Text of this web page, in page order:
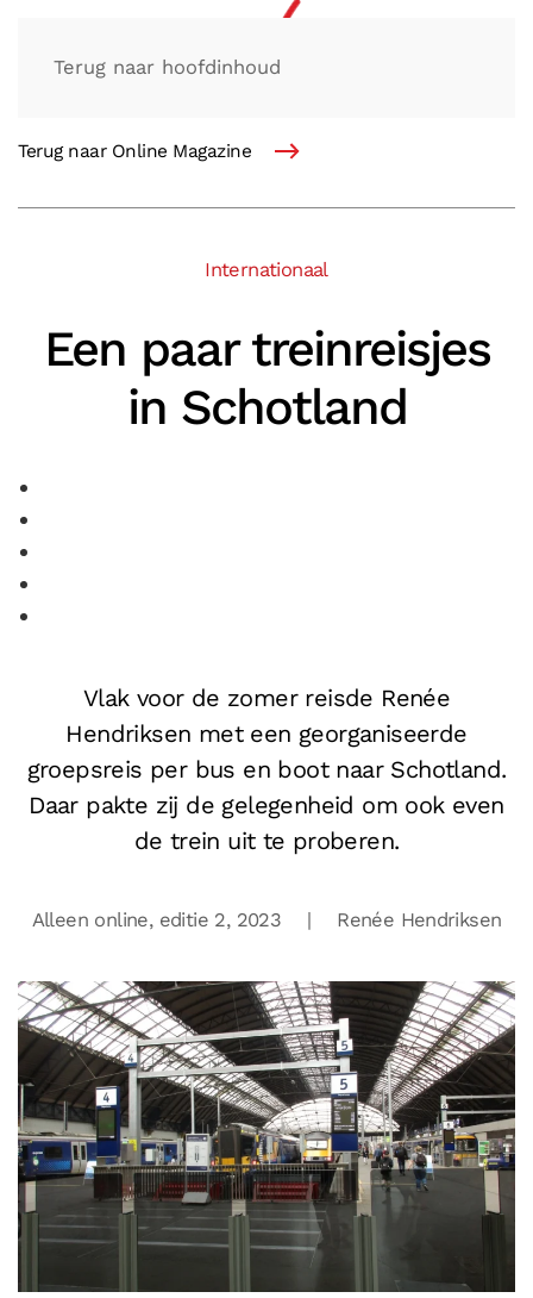
Terug naar hoofdinhoud
Terug naar Online Magazine
Internationaal
Een paar treinreisjes
in Schotland
Vlak voor de zomer reisde Renée
Hendriksen met een georganiseerde
groepsreis per bus en boot naar Schotland.
Daar pakte zij de gelegenheid om ook even
de trein uit te proberen.
Alleen online, editie 2, 2023 | Renée Hendriksen